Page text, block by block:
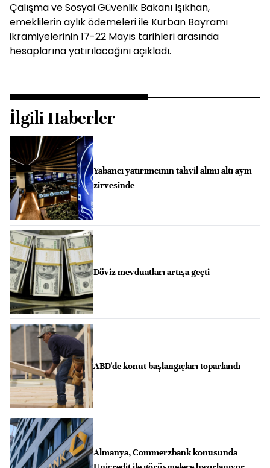
Çalışma ve Sosyal Güvenlik Bakanı Işıkhan,
emeklilerin aylık ödemeleri ile Kurban Bayramı
ikramiyelerinin 17-22 Mayıs tarihleri arasında
hesaplarına yatırılacağını açıkladı.
İlgili Haberler
Yabancı yatırımcının tahvil alımı altı ayın
zirvesinde
Döviz mevduatları artışa geçti
ABD'de konut başlangıçları toparlandı
Almanya, Commerzbank konusunda